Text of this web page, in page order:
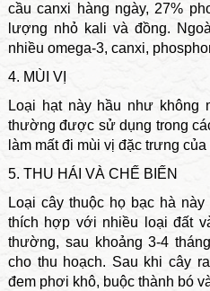
cầu canxi hàng ngày, 27%
lượng nhỏ kali và đồng.
nhiều omega-3, canxi,
4. MÙI VỊ
Loại hạt này hầu như không
thường được sử dụng trong
làm mất đi mùi vị đặc trưng
5. THU HÁI VÀ CHẾ BIẾN
Loại cây thuộc họ bạc hà
thích hợp với nhiều loại đất
thường, sau khoảng 3-4
cho thu hoạch. Sau khi cây
đem phơi khô, buộc thành bó